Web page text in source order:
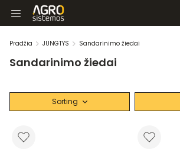
Pradžia JUNGTYS Sandarinimo žiedai
Sandarinimo žiedai
Sorting